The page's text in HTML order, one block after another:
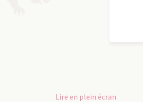
Lire en plein écran